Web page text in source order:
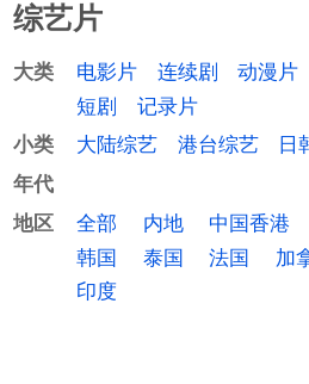
综艺片
大类 电影片 连续剧 动漫片
短剧
记录片
小类
大陆综艺 港台综艺 日
年代
地区
全部 内地 中国香港
韩国
泰国 法国 加
印度